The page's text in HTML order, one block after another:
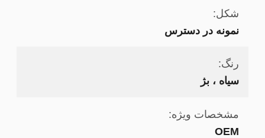
شکل:
نمونه در دسترس
رنگ:
سیاه ، بژ
مشخصات ویژه:
OEM